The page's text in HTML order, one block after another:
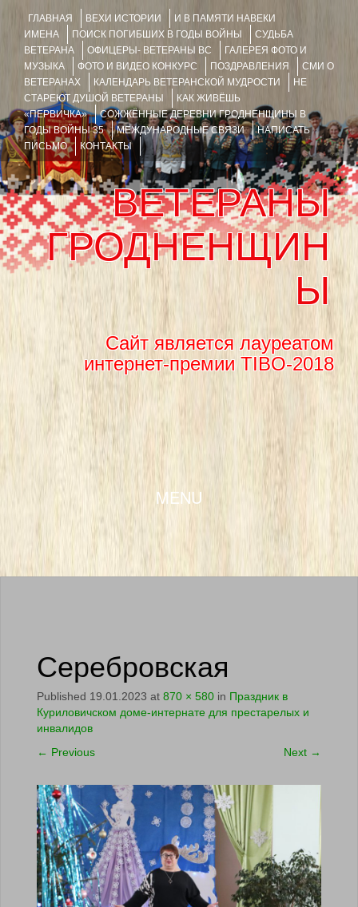
ГЛАВНАЯ ВЕХИ ИСТОРИИ
И В ПАМЯТИ НАВЕКИ
ИМЕНА
ПОИСК ПОГИБШИХ В ГОДЫ ВОЙНЫ
СУДЬБА
ВЕТЕРАНА
ОФИЦЕРЫ- ВЕТЕРАНЫ ВС
ГАЛЕРЕЯ ФОТО И
МУЗЫКА
ФОТО И ВИДЕО КОНКУРС ПОЗДРАВЛЕНИЯ
СМИ О
ВЕТЕРАНАХ
КАЛЕНДАРЬ ВЕТЕРАНСКОЙ МУДРОСТИ
НЕ
СТАРЕЮТ ДУШОЙ ВЕТЕРАНЫ
КАК ЖИВЁШЬ
«ПЕРВИЧКА»
СОЖЖЁННЫЕ ДЕРЕВНИ ГРОДНЕНЩИНЫ В
ГОДЫ ВОЙНЫ 35
МЕЖДУНАРОДНЫЕ СВЯЗИ
НАПИСАТЬ
ПИСЬМО
КОНТАКТЫ
ВЕТЕРАНЫ
ГРОДНЕНЩИН
Ы
Сайт является лауреатом
интернет-премии TIBO-2018
MENU
SKIP TO CONTENT
Серебровская
Published 19.01.2023 at 870 × 580 in Праздник в
Куриловичском доме-интернате для престарелых и
инвалидов
← Previous Next →